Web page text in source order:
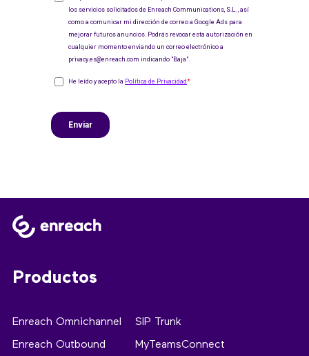
Productos
Enreach Omnichannel
Enreach Outbound
SIP Trunk
MyTeamsConnect